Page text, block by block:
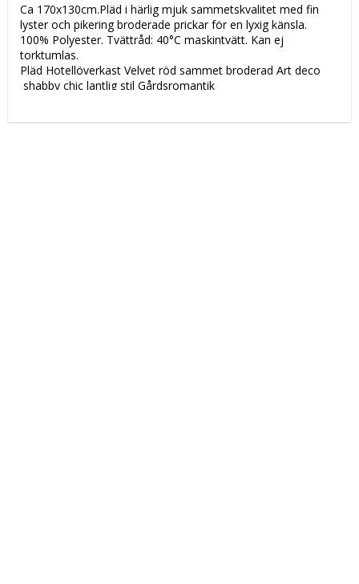
Ca 170x130cm.Pläd i härlig mjuk sammetskvalitet med fin
lyster och pikering broderade prickar för en lyxig känsla.
100% Polyester. Tvättråd: 40°C maskintvätt. Kan ej
torktumlas.
Pläd Hotellöverkast Velvet röd sammet broderad Art deco
shabby chic lantlig stil Gårdsromantik